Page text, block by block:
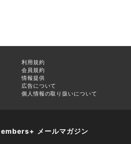
利用規約
会員規約
情報提供
広告について
個人情報の取り扱いについて
メールマガジン